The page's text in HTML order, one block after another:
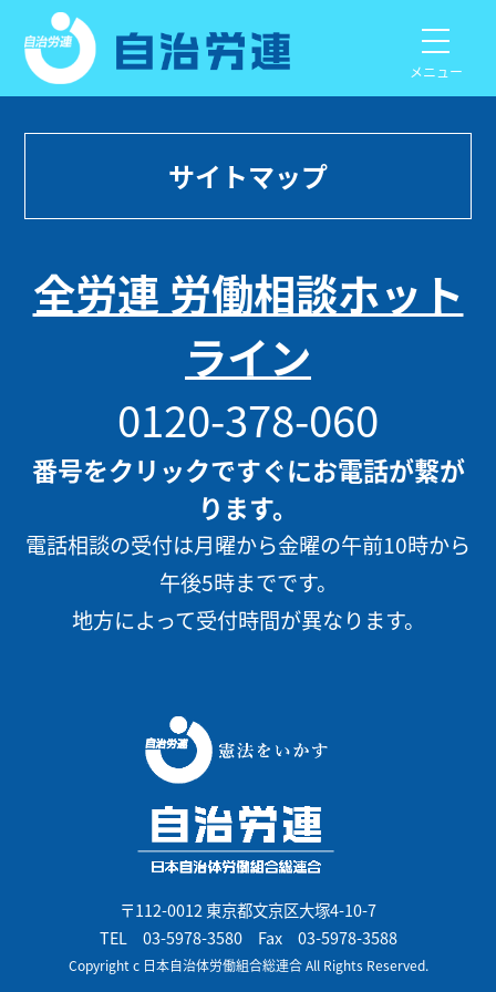
メニュー
サイトマップ
全労連 労働相談ホット
ライン
0120-378-060
番号をクリックですぐにお電話が繋が
ります。
電話相談の受付は月曜から金曜の午前10時から
午後5時までです。
地方によって受付時間が異なります。
〒112-0012 東京都文京区大塚4-10-7
TEL 03-5978-3580Fax 03-5978-3588
Copyright c 日本自治体労働組合総連合 All Rights Reserved.